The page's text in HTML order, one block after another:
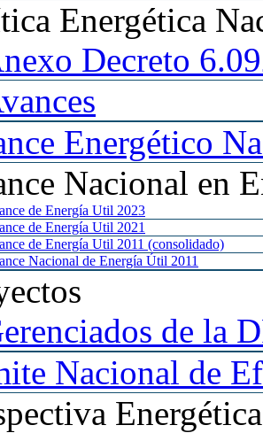
Energética
Decreto
Energético
Nacional en
de Energía Util 2023
de Energía Util 2021
de Energía Util 2011 (consolidado)
Nacional de Energía Útil 2011
de la
Nacional de